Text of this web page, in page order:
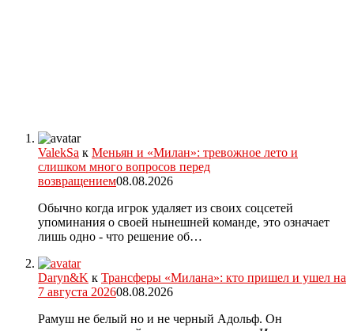
ValekSa к Меньян и «Милан»: тревожное лето и
слишком много вопросов перед
возвращением08.08.2026
Обычно когда игрок удаляет из своих соцсетей
упоминания о своей нынешней команде, это означает
лишь одно - что решение об…
Daryn&K к Трансферы «Милана»: кто пришел и ушел на
7 августа 202608.08.2026
Рамуш не белый но и не черный Адольф. Он